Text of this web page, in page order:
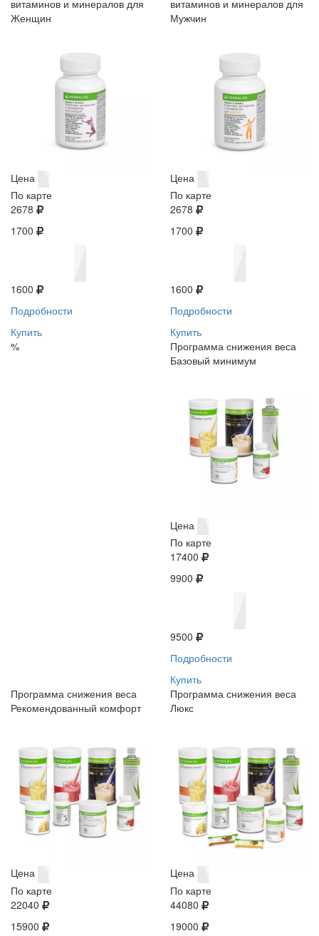
витаминов и минералов для
Женщин
Цена
По карте
2678
1700
1600
Подробности
Купить
%
витаминов и минералов для
Мужчин
Цена
По карте
2678
1700
1600
Подробности
Купить
Программа снижения веса
Базовый минимум
Цена
По карте
17400
9900
9500
Подробности
Купить
Программа снижения веса
Рекомендованный комфорт
Цена
По карте
22040
15900
Программа снижения веса
Люкс
Цена
По карте
44080
19000